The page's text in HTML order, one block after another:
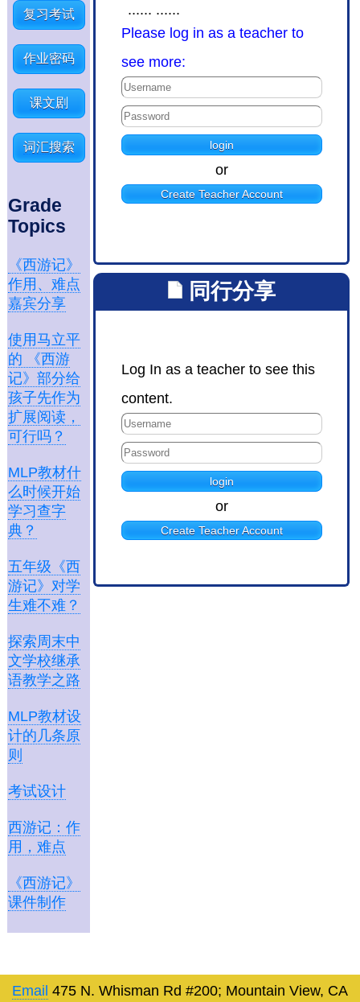
复习考试
作业密码
课文剧
词汇搜索
Grade
Topics
《西游记》
作用、难点
嘉宾分享
使用马立平
的 《西游
记》部分给
孩子先作为
扩展阅读，
可行吗？
MLP教材什
么时候开始
学习查字
典？
五年级《西
游记》对学
生难不难？
探索周末中
文学校继承
语教学之路
MLP教材设
计的几条原
则
考试设计
西游记：作
用，难点
《西游记》
课件制作
...... ......
Please log in as a teacher to
see more:
or
Create Teacher Account
同行分享
Log In as a teacher to see this
content.
or
Create Teacher Account
Email 475 N. Whisman Rd #200; Mountain View, CA